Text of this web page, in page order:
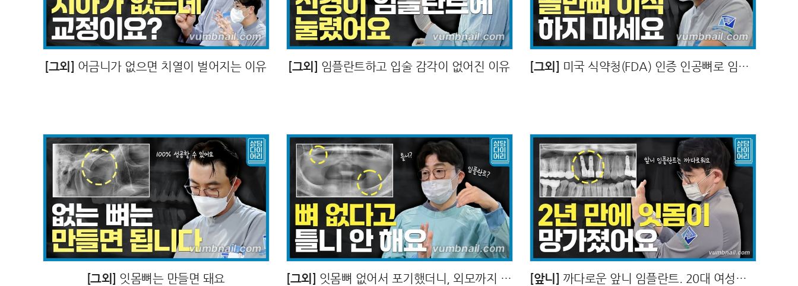
[그외] 어금니가 없으면 치열이 벌어지는 이유 [그외] 임플란트하고 입술 감각이 없어진 이유 [그외] 미국 식약청(FDA) 인증 인공뼈로 임플란트 100% 성공시켜드릴게요
[그외] 잇몸뼈는 만들면 돼요 [그외] 잇몸뼈 없어서 포기했더니, 외모까지 개선해준다고? [앞니] 까다로운 앞니 임플란트. 20대 여성이 재식립하게 된 이유는?